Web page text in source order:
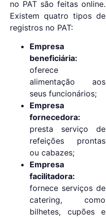
no PAT são feitas online.
Existem quatro tipos de
registros no PAT:
Empresa
beneficiária:
oferece
alimentação aos
seus funcionários;
Empresa
fornecedora:
presta serviço de
refeições prontas
ou cabazes;
Empresa
facilitadora:
fornece serviços de
catering, como
bilhetes, cupões e